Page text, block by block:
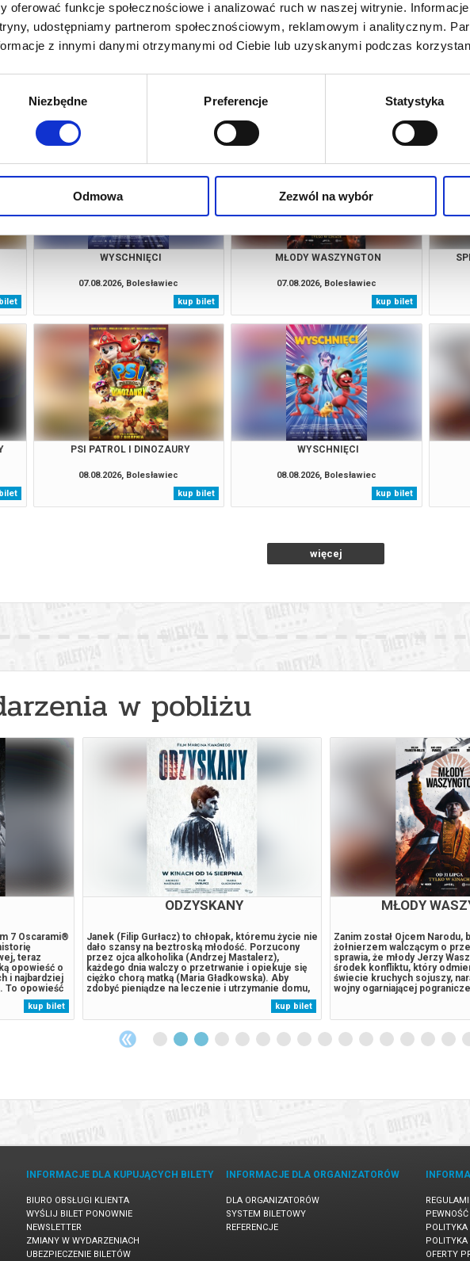
oferować funkcje społecznościowe i analizować ruch w naszej witrynie.
udostępniamy partnerom społecznościowym, reklamowym i analitycznym.
z innymi danymi otrzymanymi od Ciebie lub uzyskanymi podczas
Niezbędne Preferencje Statystyka
Odmowa Zezwól na wybór
WYSCHNIĘCI
07.08.2026, Bolesławiec
kup bilet
MŁODY WASZYNGTON
07.08.2026, Bolesławiec
kup bilet
PSI PATROL I DINOZAURY
08.08.2026, Bolesławiec
kup bilet
WYSCHNIĘCI
08.08.2026, Bolesławiec
kup bilet
więcej
w pobliżu
7 Oscarami®
teraz
opowieść o
i najbardziej
To opowieść
Itaki, który...
kup bilet
ODZYSKANY
Janek (Filip Gurłacz) to chłopak, któremu życie nie
dało szansy na beztroską młodość. Porzucony
przez ojca alkoholika (Andrzej Mastalerz),
każdego dnia walczy o przetrwanie i opiekuje się
ciężko chorą matką (Maria Gładkowska). Aby
zdobyć pieniądze na leczenie i utrzymanie domu,
podejmuje coraz bardziej ryzykowne decyzje,
wpadając w spiralę problemów, z której coraz
trudniej się wydostać. Gdy nad jego...
kup bilet
MŁODY
Zanim został Ojcem Narodu,
żołnierzem walczącym o
sprawia, że młody Jerzy
środek konfliktu, który
świecie kruchych sojuszy,
wojny ogarniającej
najcięższą próbę. Stawiając
przeciwnikom, Washington
INFORMACJE DLA KUPUJĄCYCH BILETY
BIURO OBSŁUGI KLIENTA
WYŚLIJ BILET PONOWNIE
NEWSLETTER
ZMIANY W WYDARZENIACH
UBEZPIECZENIE BILETÓW
INFORMACJE DLA ORGANIZATORÓW
DLA ORGANIZATORÓW
SYSTEM BILETOWY
REFERENCJE
POLITYKA
POLITYKA
OFERTY